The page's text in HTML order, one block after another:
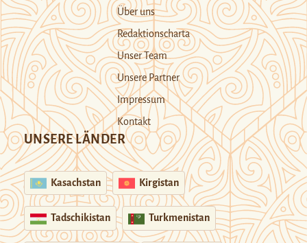
Über uns
Redaktionscharta
Unser Team
Unsere Partner
Impressum
Kontakt
UNSERE LÄNDER
Kasachstan Kirgistan
Tadschikistan Turkmenistan